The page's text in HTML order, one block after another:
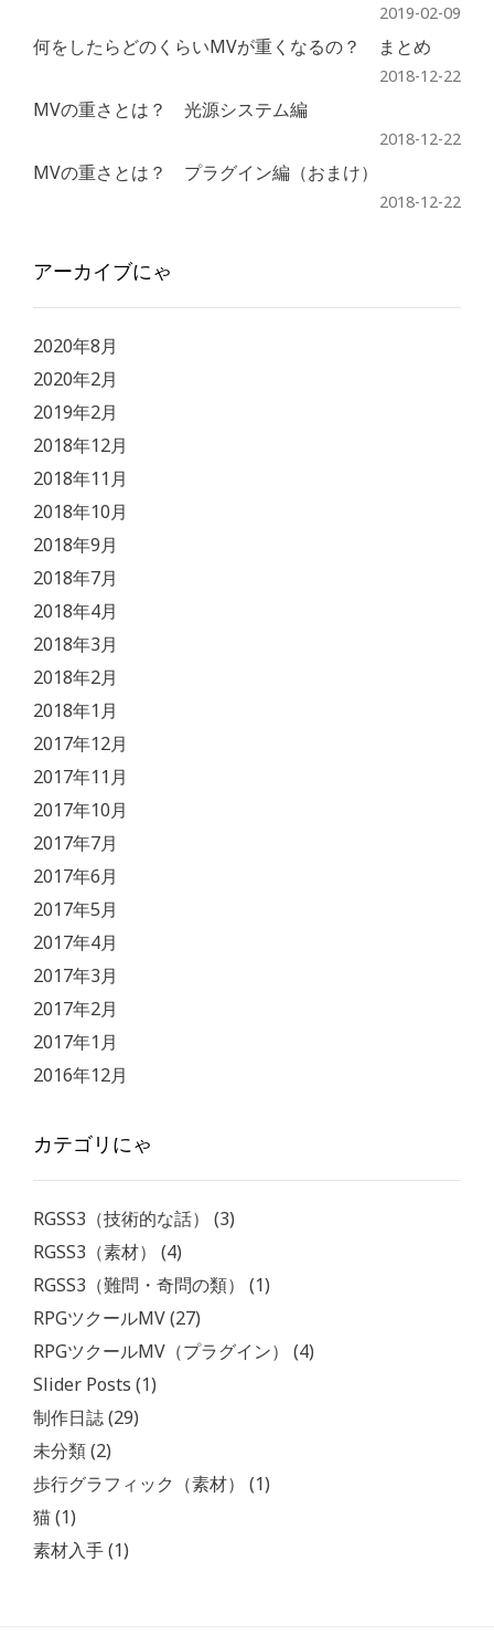
2019-02-09
何をしたらどのくらいMVが重くなるの？ まとめ
2018-12-22
MVの重さとは？ 光源システム編
2018-12-22
MVの重さとは？ プラグイン編（おまけ）
2018-12-22
アーカイブにゃ
2020年8月
2020年2月
2019年2月
2018年12月
2018年11月
2018年10月
2018年9月
2018年7月
2018年4月
2018年3月
2018年2月
2018年1月
2017年12月
2017年11月
2017年10月
2017年7月
2017年6月
2017年5月
2017年4月
2017年3月
2017年2月
2017年1月
2016年12月
カテゴリにゃ
RGSS3（技術的な話）
(3)
RGSS3（素材）
(4)
RGSS3（難問・奇問の類）
(1)
RPGツクールMV(27)
RPGツクールMV（プラグイン）
(4)
Slider Posts (1)
制作日誌(29)
未分類(2)
歩行グラフィック（素材）
(1)
猫(1)
素材入手(1)